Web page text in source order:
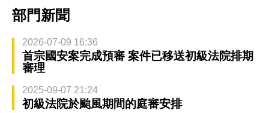
部門新聞
2026-07-09 16:36
首宗國安案完成預審 案件已移送初級法院排期
審理
2025-09-07 21:24
初級法院於颱風期間的庭審安排